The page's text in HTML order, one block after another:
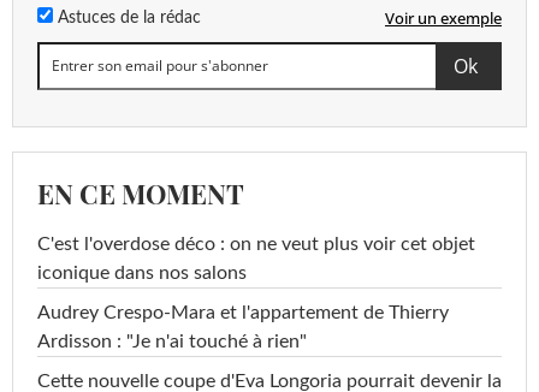
Astuces de la rédac Voir un exemple
EN CE MOMENT
C'est l'overdose déco : on ne veut plus voir cet objet
iconique dans nos salons
Audrey Crespo-Mara et l'appartement de Thierry
Ardisson : "Je n'ai touché à rien"
Cette nouvelle coupe d'Eva Longoria pourrait devenir la